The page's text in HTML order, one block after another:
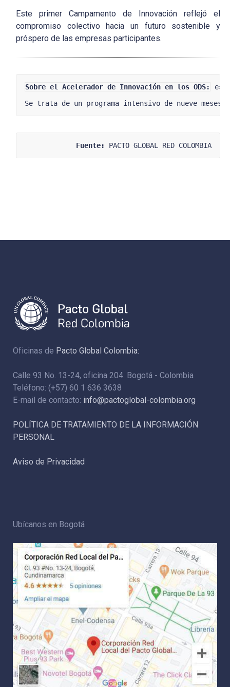
Este primer Campamento de Innovación reflejó el
compromiso colectivo hacia un futuro sostenible y
próspero de las empresas participantes.
Sobre el Acelerador de Innovación en los ODS:
es
Se trata de un programa intensivo de nueve
Fuente: PACTO GLOBAL RED COLOMBIA
Oficinas de Pacto Global Colombia:
Calle 93 No. 13-24, oficina 204. Bogotá - Colombia
Teléfono: (+57) 60 1 636 3638
E-mail de contacto: info@pactoglobal-colombia.org
POLÍTICA DE TRATAMIENTO DE LA INFORMACIÓN
PERSONAL
Aviso de Privacidad
Ubícanos en Bogotá